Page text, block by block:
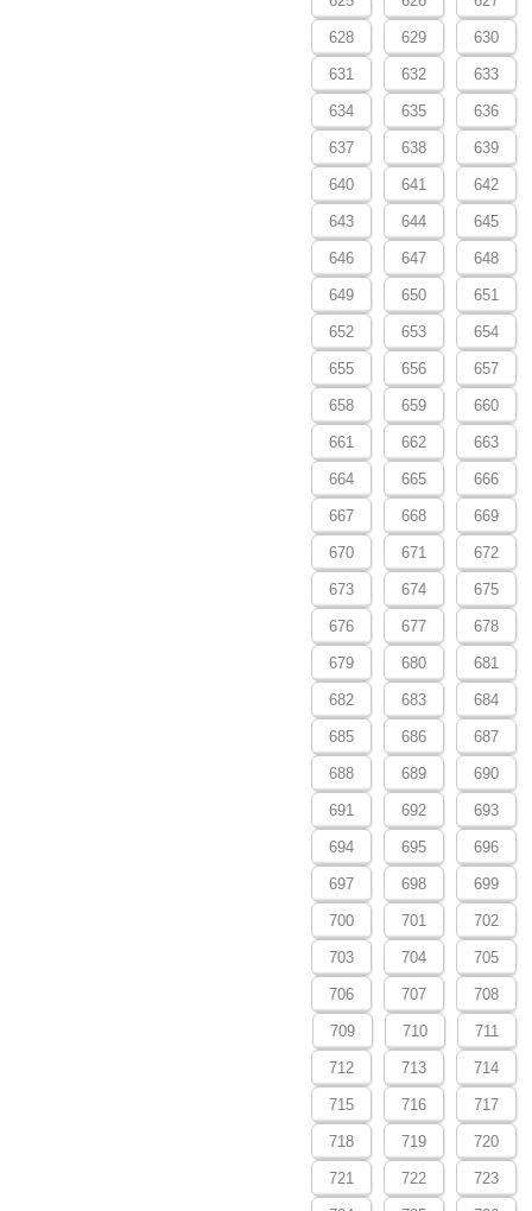
628 629 630
631 632 633
634 635 636
637 638 639
640 641 642
643 644 645
646 647 648
649 650 651
652 653 654
655 656 657
658 659 660
661 662 663
664 665 666
667 668 669
670 671 672
673 674 675
676 677 678
679 680 681
682 683 684
685 686 687
688 689 690
691 692 693
694 695 696
697 698 699
700 701 702
703 704 705
706 707 708
709 710 711
712 713 714
715 716 717
718 719 720
721 722 723